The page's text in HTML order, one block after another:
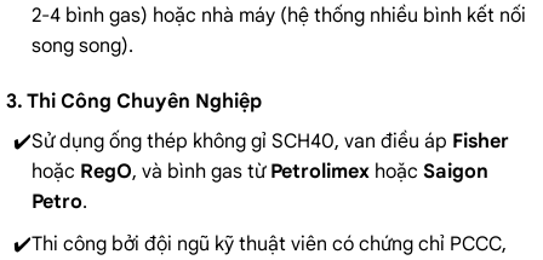
2-4 bình gas) hoặc nhà máy (hệ thống nhiều bình kết nối
song song).
3. Thi Công Chuyên Nghiệp
Sử dụng ống thép không gỉ SCH40, van điều áp Fisher
hoặc RegO, và bình gas từ Petrolimexhoặc Saigon
Petro.
Thi công bởi đội ngũ kỹ thuật viên có chứng chỉ PCCC,